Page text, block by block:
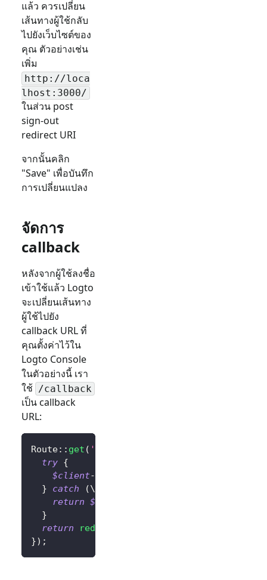
แล้ว ควรเปลี่ยน
เส้นทางผู้ใช้กลับ
ไปยังเว็บไซต์ของ
คุณ ตัวอย่างเช่น
เพิ่ม
http://loca
lhost:3000/
ในส่วน post
sign-out
redirect URI
จากนั้นคลิก
"Save" เพื่อบันทึก
การเปลี่ยนแปลง
จัดการ
callback
หลังจากผู้ใช้ลงชื่อ
เข้าใช้แล้ว Logto
จะเปลี่ยนเส้นทาง
ผู้ใช้ไปยัง
callback URL ที่
คุณตั้งค่าไว้ใน
Logto Console
ในตัวอย่างนี้ เรา
ใช้ /callback
เป็น callback
URL:
Route:: get ( '/callback'
try {
$client->
}
catch (\
return $exception
}
return
redirect
}) ;